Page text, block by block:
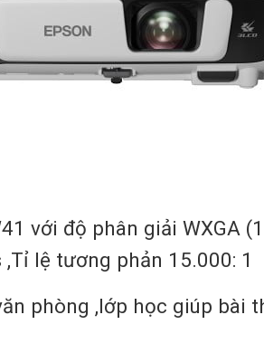
với độ phân giải WXGA
lệ tương phản 15.000: 1
phòng ,lớp học giúp bài